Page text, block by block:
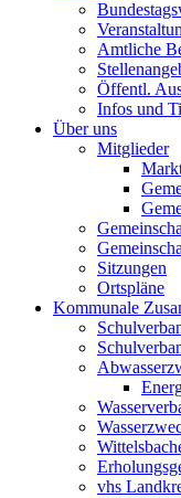
Amtliche
Öffentl.
Infos und
Über uns
Mitglieder
Sitzungen
Ortspläne
Kommunale
vhs